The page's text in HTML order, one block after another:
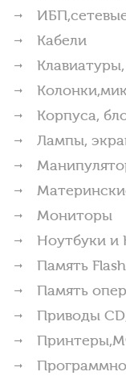
Кабели
Корпуса,
Лампы,
Мониторы
Ноутбуки и
Память Flash
Память
Приводы